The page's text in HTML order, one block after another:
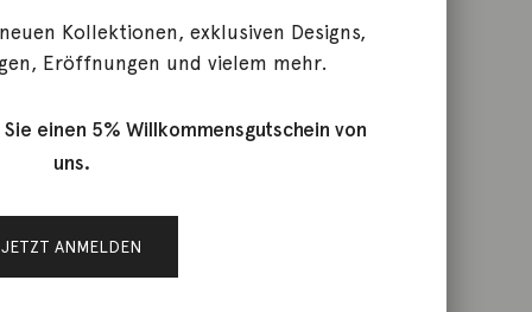
Handaufzug 36 mm
U-713
Kollektionen, exklusiven Designs,
Eröffnungen und vielem mehr.
einen 5% Willkommensgutschein von
uns.
JETZT ANMELDEN